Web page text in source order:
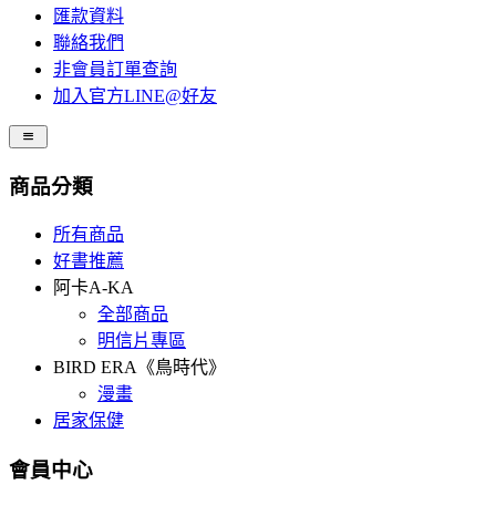
匯款資料
聯絡我們
非會員訂單查詢
加入官方LINE@好友
商品分類
所有商品
好書推薦
阿卡A-KA
全部商品
明信片專區
BIRD ERA《鳥時代》
漫畫
居家保健
會員中心